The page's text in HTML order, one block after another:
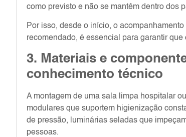
como previsto e não se mantêm dentro dos
Por isso, desde o início, o
recomendado, é essencial para garantir
3. Materiais e
conhecimento técnico
A montagem de uma sala limpa hospitalar
modulares que suportem higienização
de pressão, luminárias seladas que
pessoas.